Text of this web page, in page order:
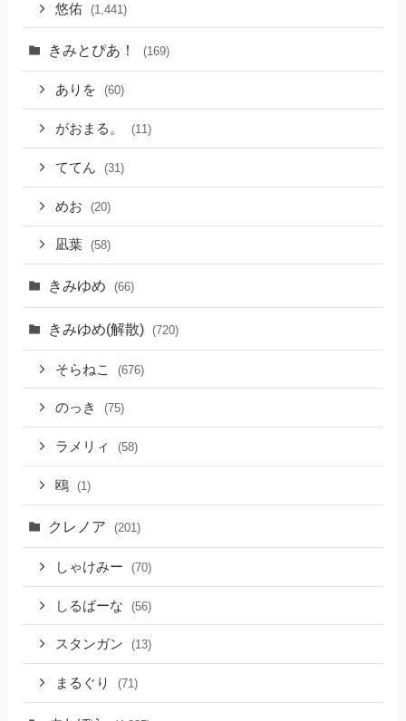
悠佑 (1,441)
きみとぴあ！ (169)
ありを (60)
がおまる。 (11)
ててん (31)
めお (20)
凪葉 (58)
きみゆめ (66)
きみゆめ(解散) (720)
そらねこ (676)
のっき (75)
ラメリィ (58)
鴎 (1)
クレノア (201)
しゃけみー (70)
しるばーな (56)
スタンガン (13)
まるぐり (71)